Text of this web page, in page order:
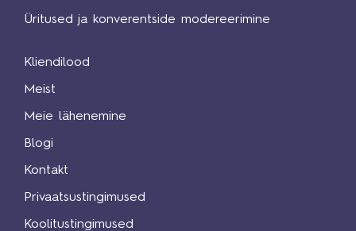
Kliendilood
Meist
Meie lähenemine
Blogi
Kontakt
Privaatsustingimused
Koolitustingimused
Üritused ja konverentside modereerimine